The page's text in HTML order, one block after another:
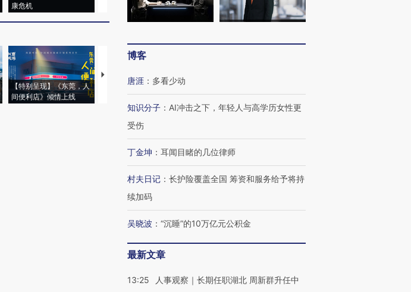
康危机
心“花钱找虐”？
毒品
育部长拱下台
【特别呈现】《东莞，人
间便利店》倾情上线
【推广】走进第四届链博
会，让数智科技“链”接产
有意思的生活方式·第三对
住三大增长引擎是什么？
博客
唐涯 ： 多看少动
知识分子 ： AI冲击之下，年轻人与高学历女性更
受伤
丁金坤 ： 耳闻目睹的几位律师
村夫日记 ： 长护险覆盖全国 筹资和服务给予将持
续加码
吴晓波 ： “沉睡”的10万亿元公积金
最新文章
13:25
人事观察｜长期任职湖北 周新群升任中